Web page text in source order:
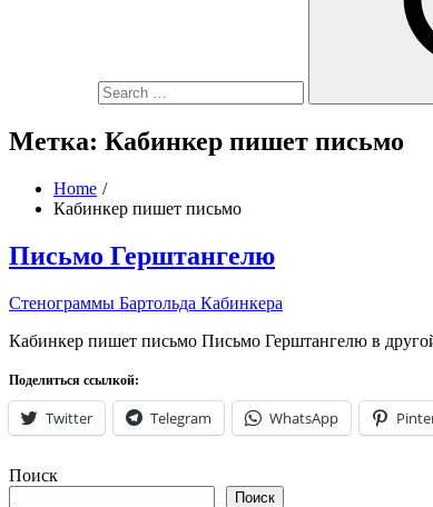
Метка: Кабинкер пишет письмо
Home
Кабинкер пишет письмо
Письмо Герштангелю
Стенограммы Бартольда Кабинкера
Кабинкер пишет письмо Письмо Герштангелю в
Поделиться ссылкой:
Twitter Telegram WhatsApp
Поиск
Поиск